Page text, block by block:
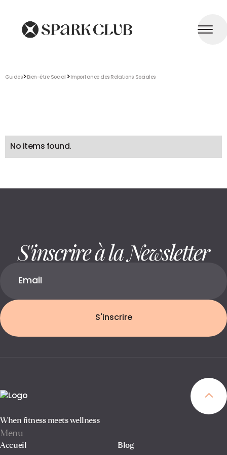
Guides>Bien-être Social>Importance des Relations Sociales
No items found.
S'inscrire à la Newsletter
S'inscrire
When fitness meets wellness
Menu
Accueil Blog